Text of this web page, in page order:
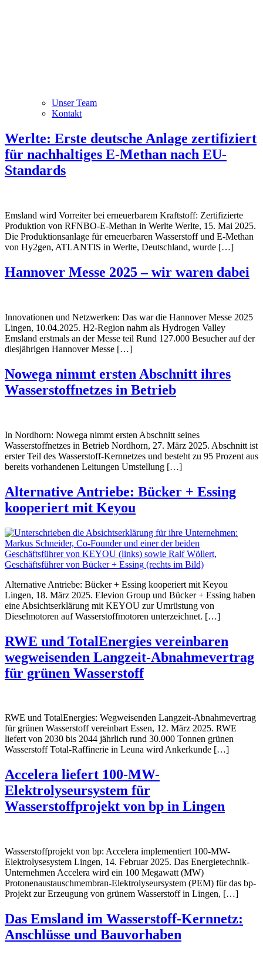
Unser Team
Kontakt
Werlte: Erste deutsche Anlage zertifiziert
für nachhaltiges E-Methan nach EU-
Standards
Emsland wird Vorreiter bei erneuerbarem Kraftstoff: Zertifizierte
Produktion von RFNBO-E-Methan in Werlte Werlte, 15. Mai 2025.
Die Produktionsanlage für erneuerbaren Wasserstoff und E-Methan
von Hy2gen, ATLANTIS in Werlte, Deutschland, wurde […]
Hannover Messe 2025 – wir waren dabei
Innovationen und Netzwerken: Das war die Hannover Messe 2025
Lingen, 10.04.2025. H2-Region nahm als Hydrogen Valley
Emsland erstmals an der Messe teil Rund 127.000 Besucher auf der
diesjährigen Hannover Messe […]
Nowega nimmt ersten Abschnitt ihres
Wasserstoffnetzes in Betrieb
In Nordhorn: Nowega nimmt ersten Abschnitt seines
Wasserstoffnetzes in Betrieb Nordhorn, 27. März 2025. Abschnitt ist
erster Teil des Wasserstoff-Kernnetzes und besteht zu 95 Prozent aus
bereits vorhandenen Leitungen Umstellung […]
Alternative Antriebe: Bücker + Essing
kooperiert mit Keyou
Alternative Antriebe: Bücker + Essing kooperiert mit Keyou
Lingen, 18. März 2025. Elevion Group und Bücker + Essing haben
eine Absichtserklärung mit KEYOU zur Umrüstung von
Dieselmotoren auf Wasserstoffmotoren unterzeichnet. […]
RWE und TotalEnergies vereinbaren
wegweisenden Langzeit-Abnahmevertrag
für grünen Wasserstoff
RWE und TotalEnergies: Wegweisenden Langzeit-Abnahmevertrag
für grünen Wasserstoff vereinbart Essen, 12. März 2025. RWE
liefert von 2030 bis 2044 jährlich rund 30.000 Tonnen grünen
Wasserstoff Total-Raffinerie in Leuna wird Ankerkunde […]
Accelera liefert 100-MW-
Elektrolyseursystem für
Wasserstoffprojekt von bp in Lingen
Wasserstoffprojekt von bp: Accelera implementiert 100-MW-
Elektrolysesystem Lingen, 14. Februar 2025. Das Energietechnik-
Unternehmen Accelera wird ein 100 Megawatt (MW)
Protonenaustauschmembran-Elektrolyseursystem (PEM) für das bp-
Projekt zur Erzeugung von grünem Wasserstoff in Lingen, […]
Das Emsland im Wasserstoff-Kernnetz:
Anschlüsse und Bauvorhaben